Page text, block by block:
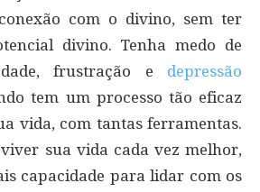
com o divino, sem ter
divino. Tenha medo de
frustração e depressão
tem um processo tão eficaz
vida, com tantas ferramentas.
sua vida cada vez melhor,
capacidade para lidar com os